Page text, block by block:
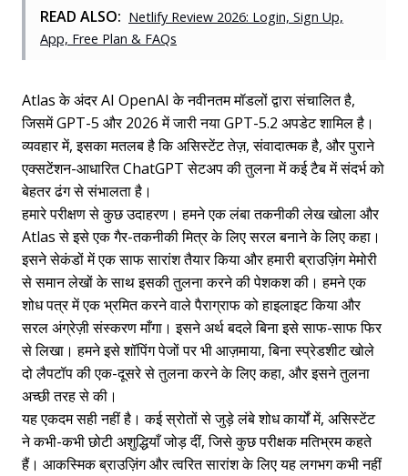
READ ALSO: Netlify Review 2026: Login, Sign Up,
App, Free Plan & FAQs
Atlas के अंदर AI OpenAI के नवीनतम मॉडलों द्वारा संचालित है,
जिसमें GPT-5 और 2026 में जारी नया GPT-5.2 अपडेट शामिल है।
व्यवहार में, इसका मतलब है कि असिस्टेंट तेज़, संवादात्मक है, और पुराने
एक्सटेंशन-आधारित ChatGPT सेटअप की तुलना में कई टैब में संदर्भ को
बेहतर ढंग से संभालता है।
हमारे परीक्षण से कुछ उदाहरण। हमने एक लंबा तकनीकी लेख खोला और
Atlas से इसे एक गैर-तकनीकी मित्र के लिए सरल बनाने के लिए कहा।
इसने सेकंडों में एक साफ सारांश तैयार किया और हमारी ब्राउज़िंग मेमोरी
से समान लेखों के साथ इसकी तुलना करने की पेशकश की। हमने एक
शोध पत्र में एक भ्रमित करने वाले पैराग्राफ को हाइलाइट किया और
सरल अंग्रेज़ी संस्करण माँगा। इसने अर्थ बदले बिना इसे साफ-साफ फिर
से लिखा। हमने इसे शॉपिंग पेजों पर भी आज़माया, बिना स्प्रेडशीट खोले
दो लैपटॉप की एक-दूसरे से तुलना करने के लिए कहा, और इसने तुलना
अच्छी तरह से की।
यह एकदम सही नहीं है। कई स्रोतों से जुड़े लंबे शोध कार्यों में, असिस्टेंट
ने कभी-कभी छोटी अशुद्धियाँ जोड़ दीं, जिसे कुछ परीक्षक मतिभ्रम कहते
हैं। आकस्मिक ब्राउज़िंग और त्वरित सारांश के लिए यह लगभग कभी नहीं